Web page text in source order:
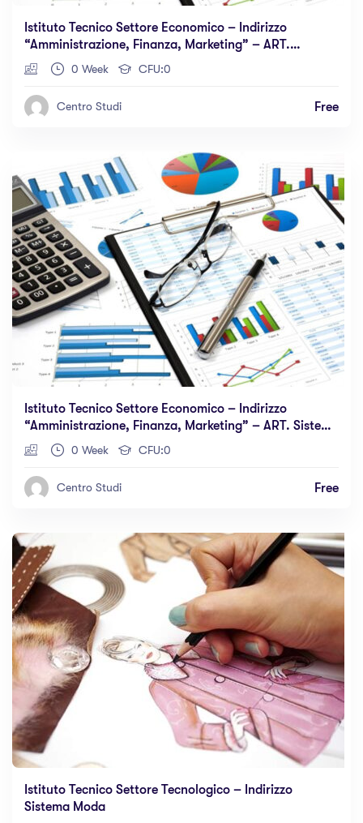
Istituto Tecnico Settore Economico – Indirizzo
“amministrazione, Finanza, Marketing” – ART.
Relazioni Internazionali Per Il Marketing
0 Week CFU:0
Centro Studi Free
Istituto Tecnico Settore Economico – Indirizzo
“amministrazione, Finanza, Marketing” – ART. Sistemi
Informativi Aziendali
0 Week CFU:0
Centro Studi Free
Istituto Tecnico Settore Tecnologico – Indirizzo
Sistema Moda